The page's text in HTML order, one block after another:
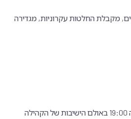
מקבלת החלטות עקרוניות, מגדירה
מתקיימים מדי חודש בשעה 19:00 באולם הישיבות של הקהילה